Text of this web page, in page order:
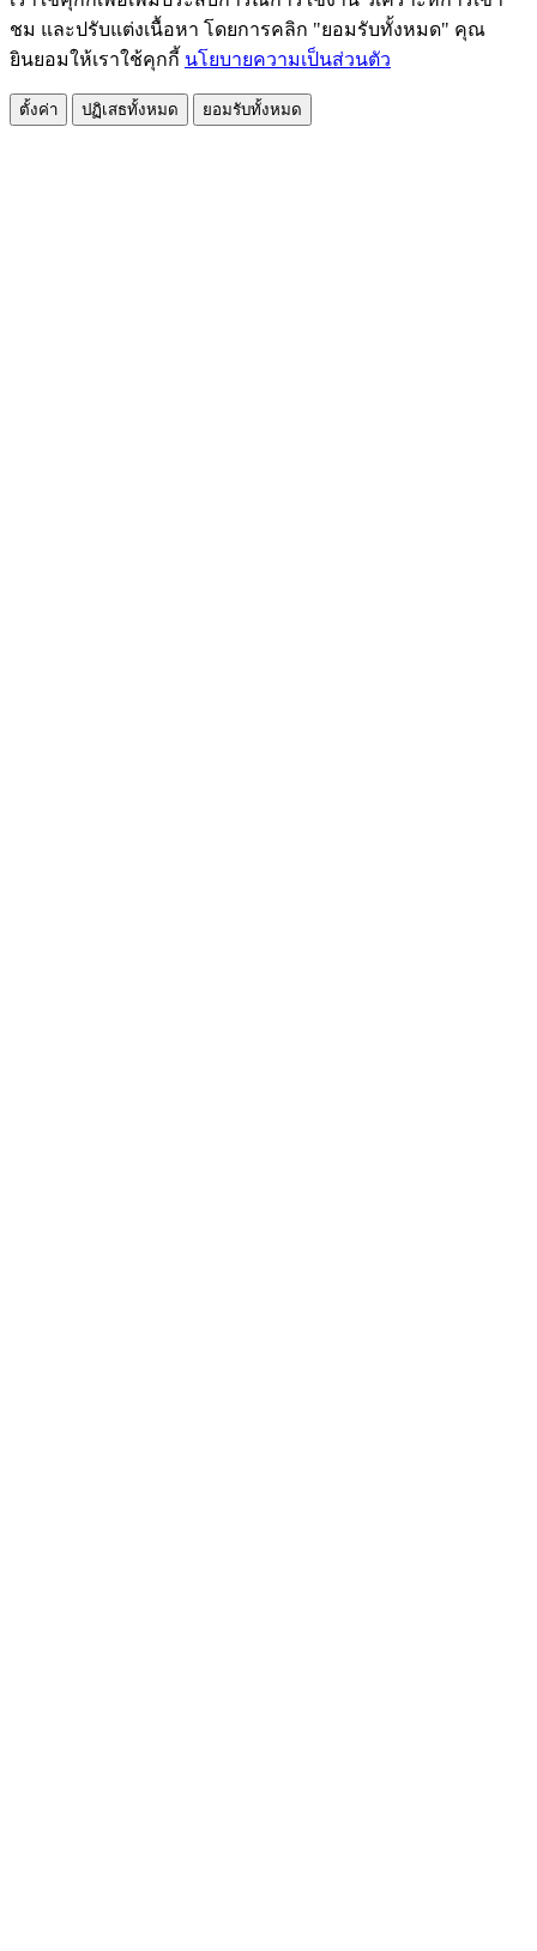
ชม และปรับแต่งเนื้อหา โดยการคลิก "ยอมรับทั้งหมด" คุณ
ยินยอมให้เราใช้คุกกี้ นโยบายความเป็นส่วนตัว
ตั้งค่า ปฏิเสธทั้งหมด ยอมรับทั้งหมด